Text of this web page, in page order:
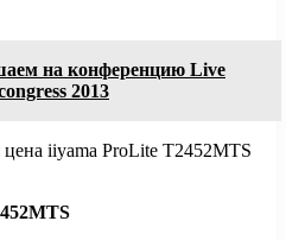
на конференцию Live
2013
iiyama ProLite T2452MTS